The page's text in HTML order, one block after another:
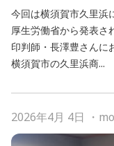
今回は横須賀市久里浜
厚生労働省から発表さ
印判師・長澤豊さんに
横須賀市の久里浜商...
2026年4月 4日 ・